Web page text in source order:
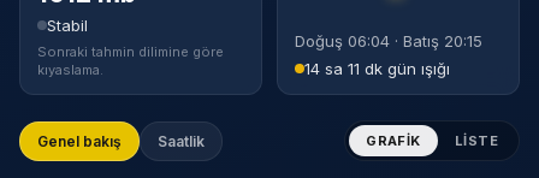
Stabil
Sonraki tahmin dilimine göre
kıyaslama.
Doğuş 06:04 · Batış 20:15
14 sa 11 dk gün ışığı
Genel bakış Saatlik GRAFIK LISTE